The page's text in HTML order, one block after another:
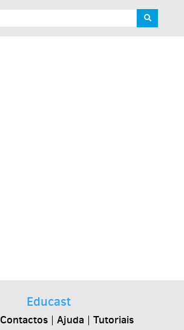
Educast
Contactos | Ajuda | Tutoriais